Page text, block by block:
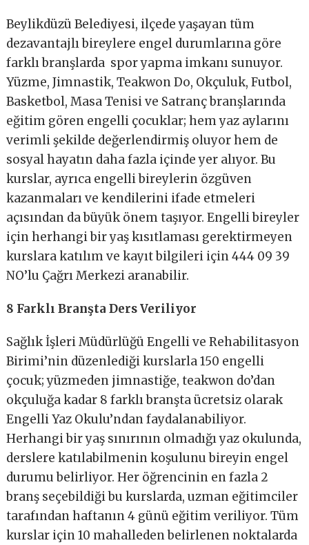
Beylikdüzü Belediyesi, ilçede yaşayan tüm
dezavantajlı bireylere engel durumlarına göre
farklı branşlarda spor yapma imkanı sunuyor.
Yüzme, Jimnastik, Teakwon Do, Okçuluk, Futbol,
Basketbol, Masa Tenisi ve Satranç branşlarında
eğitim gören engelli çocuklar; hem yaz aylarını
verimli şekilde değerlendirmiş oluyor hem de
sosyal hayatın daha fazla içinde yer alıyor. Bu
kurslar, ayrıca engelli bireylerin özgüven
kazanmaları ve kendilerini ifade etmeleri
açısından da büyük önem taşıyor. Engelli bireyler
için herhangi bir yaş kısıtlaması gerektirmeyen
kurslara katılım ve kayıt bilgileri için 444 09 39
NO’lu Çağrı Merkezi aranabilir.
8 Farklı Branşta Ders Veriliyor
Sağlık İşleri Müdürlüğü Engelli ve Rehabilitasyon
Birimi’nin düzenlediği kurslarla 150 engelli
çocuk; yüzmeden jimnastiğe, teakwon do’dan
okçuluğa kadar 8 farklı branşta ücretsiz olarak
Engelli Yaz Okulu’ndan faydalanabiliyor.
Herhangi bir yaş sınırının olmadığı yaz okulunda,
derslere katılabilmenin koşulunu bireyin engel
durumu belirliyor. Her öğrencinin en fazla 2
branş seçebildiği bu kurslarda, uzman eğitimciler
tarafından haftanın 4 günü eğitim veriliyor. Tüm
kurslar için 10 mahalleden belirlenen noktalarda